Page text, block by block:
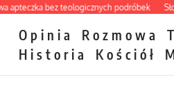
bez teologicznych podróbek
Opinia Rozmowa
Historia
Kościół